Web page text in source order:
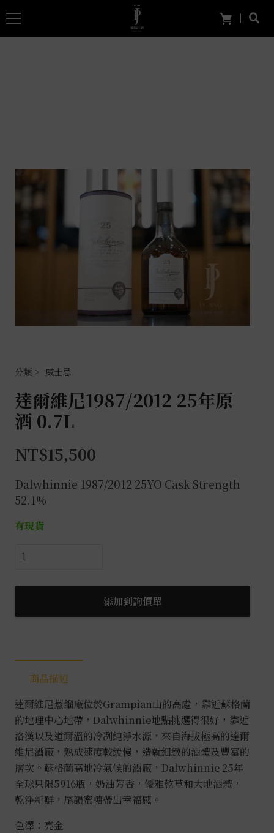
威士忌
達爾維尼1987/2012 25年原
酒 0.7L
NT$15,500
Dalwhinnie 1987/2012 25YO Cask Strength
52.1%
有現貨
達
維
1987/2012
原
數
量
添加到詢價單
商品描述
達爾維尼蒸餾廠位於Grampian山的高處，靠近蘇格蘭
的地理中心地帶，Dalwhinnie地點挑選得很好，靠近
洛漢以及道爾溫的冷冽純淨水源，來自海拔極高的達爾
維尼酒廠，熟成速度較緩慢，造就細緻的酒體及豐富的
層次。蘇格蘭高地冷氣候的酒廠，Dalwhinnie 25年
全球只限5916瓶，奶油芳香，優雅乾草和大地酒體，
乾淨新鮮，尾韻蜜糖帶出幸福感。
色澤：亮金